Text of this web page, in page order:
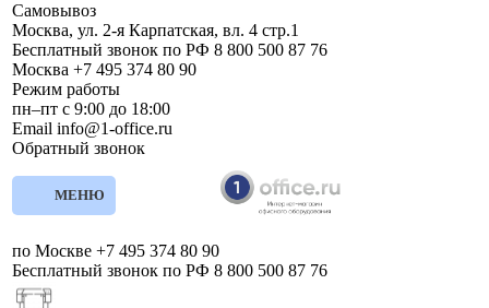
Самовывоз
Москва,ул. 2-я Карпатская, вл. 4 стр.1
Бесплатный звонок по РФ 8 800 500 87 76
Москва +7 495 374 80 90
Режим работы
пн–пт с 9:00 до 18:00
Email info@1-office.ru
Обратный звонок
МЕНЮ
по Москве +7 495 374 80 90
Бесплатный звонок по РФ 8 800 500 87 76